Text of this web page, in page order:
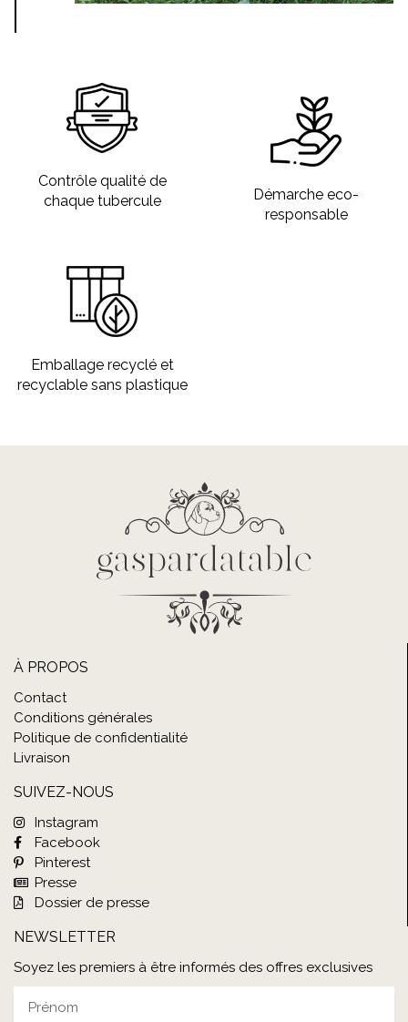
Contrôle qualité de
chaque tubercule
Démarche eco-
responsable
Emballage recyclé et
recyclable sans plastique
À PROPOS
Contact
Conditions générales
Politique de confidentialité
Livraison
SUIVEZ-NOUS
Instagram
Facebook
Pinterest
Presse
Dossier de presse
NEWSLETTER
Soyez les premiers à être informés des offres exclusives